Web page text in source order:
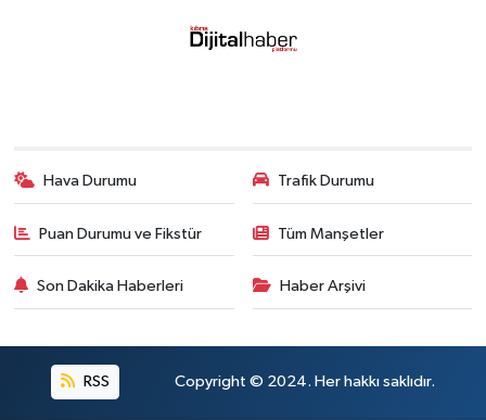
Hava Durumu Trafik Durumu
Puan Durumu ve Fikstür Tüm Manşetler
Son Dakika Haberleri Haber Arşivi
RSS Copyright © 2024. Her hakkı saklıdır.